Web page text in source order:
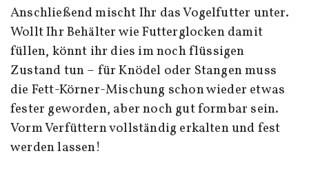
Anschließend mischt Ihr das Vogelfutter unter.
Wollt Ihr Behälter wie Futterglocken damit
füllen, könnt ihr dies im noch flüssigen
Zustand tun – für Knödel oder Stangen muss
die Fett-Körner-Mischung schon wieder etwas
fester geworden, aber noch gut formbar sein.
Vorm Verfüttern vollständig erkalten und fest
werden lassen!